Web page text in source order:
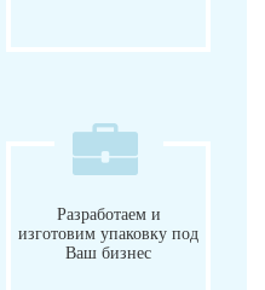
Разработаем и
изготовим упаковку под
Ваш бизнес